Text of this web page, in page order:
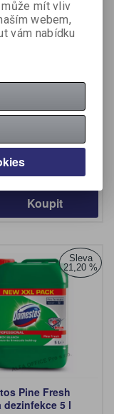
čistič
450 g
číslo:708880
(bez DPH:)
Koupit
Sleva
21,20 %
Pine Fresh
dezinfekce 5 l
mít vliv
webem,
vám nabídku